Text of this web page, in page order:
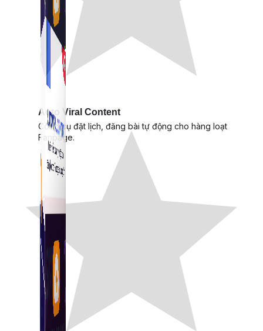
Auto Viral Content
Công cụ đặt lịch, đăng bài tự động cho hàng loạt
Fanpage.